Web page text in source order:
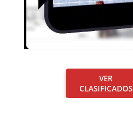
VER
CLASIFICADOS